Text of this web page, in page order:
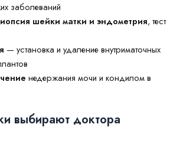
заболеваний
шейки матки и эндометрия, тест
— установка и удаление внутриматочных
недержания мочи и кондилом в
выбирают доктора